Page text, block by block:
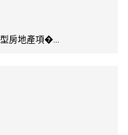
房地產項�...